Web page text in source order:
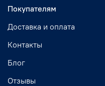
Покупателям
Доставка и оплата
Контакты
Блог
Отзывы